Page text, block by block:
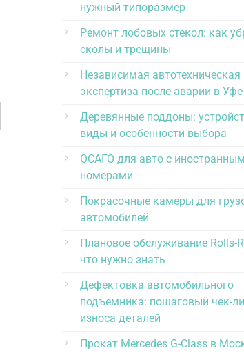
нужный типоразмер
Ремонт лобовых стекол: как
сколы и трещины
Независимая автотехническая
экспертиза после аварии в Уфе
Деревянные поддоны:
виды и особенности выбора
ОСАГО для авто с
номерами
Покрасочные камеры для
автомобилей
Плановое обслуживание Rolls-
что нужно знать
Дефектовка автомобильного
подъемника: пошаговый чек-
износа деталей
Прокат Mercedes G-Class в